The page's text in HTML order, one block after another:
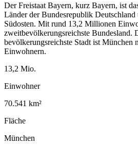
Der Freistaat Bayern, kurz Bayern, ist
Länder der Bundesrepublik Deutschland
Südosten. Mit rund 13,2 Millionen
zweitbevölkerungsreichste Bundesland.
bevölkerungsreichste Stadt ist
Einwohnern.
13,2 Mio.
Einwohner
70.541 km²
Fläche
München